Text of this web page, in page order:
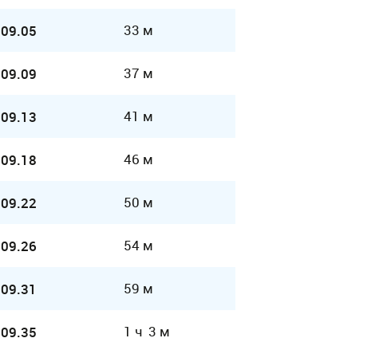
09.05 33 м
09.09 37 м
09.13 41 м
09.18 46 м
09.22 50 м
09.26 54 м
09.31 59 м
09.35 1 ч 3 м